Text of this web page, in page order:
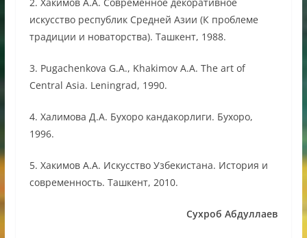
искусство республик Средней Азии (К проблеме
традиции и новаторства). Ташкент, 1988.
3. Pugachenkova G.A., Khakimov A.A. The art of
Central Asia. Leningrad, 1990.
4. Халимова Д.А. Бухоро кандакорлиги. Бухоро,
1996.
5. Хакимов А.А. Искусство Узбекистана. История и
современность. Ташкент, 2010.
Сухроб Абдуллаев